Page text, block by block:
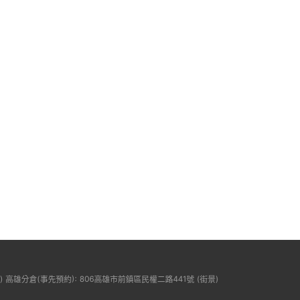
) 高雄分倉(事先預約): 806高雄市前鎮區民權二路441號 (街景)